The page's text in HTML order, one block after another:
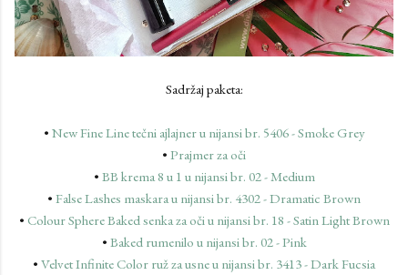
Sadržaj paketa:
• New Fine Line tečni ajlajner u nijansi br. 5406 - Smoke Grey
• Prajmer za oči
• BB krema 8 u 1 u nijansi br. 02 - Medium
• False Lashes maskara u nijansi br. 4302 - Dramatic Brown
• Colour Sphere Baked senka za oči u nijansi br. 18 - Satin Light Brown
• Baked rumenilo u nijansi br. 02 - Pink
• Velvet Infinite Color ruž za usne u nijansi br. 3413 - Dark Fucsia